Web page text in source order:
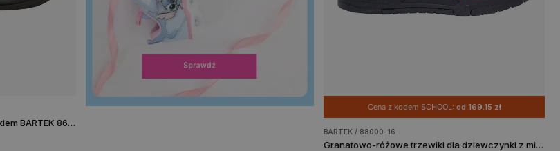
Granatowe trzewiki barefoot z liskiem BARTEK 86318-66
Cena z kodem SCHOOL: od 169.15 zł
BARTEK / 88000-16
Granatowo-różowe trzewiki dla dziewczynki z mikrofibry i materiału tekstylnego BARTEK 88000-16